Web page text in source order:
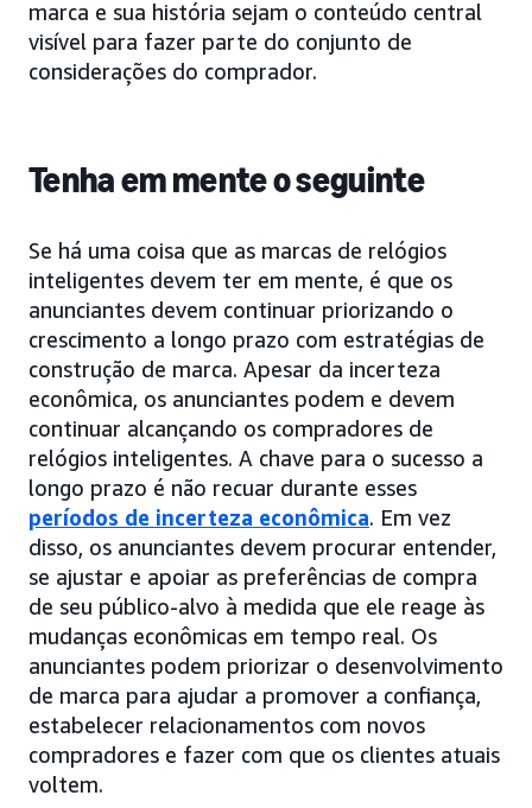
marca e sua história sejam o conteúdo central
visível para fazer parte do conjunto de
considerações do comprador.
Tenha em mente o seguinte
Se há uma coisa que as marcas de relógios
inteligentes devem ter em mente, é que os
anunciantes devem continuar priorizando o
crescimento a longo prazo com estratégias de
construção de marca. Apesar da incerteza
econômica, os anunciantes podem e devem
continuar alcançando os compradores de
relógios inteligentes. A chave para o sucesso a
longo prazo é não recuar durante esses
períodos de incerteza econômica. Em vez
disso, os anunciantes devem procurar entender,
se ajustar e apoiar as preferências de compra
de seu público-alvo à medida que ele reage às
mudanças econômicas em tempo real. Os
anunciantes podem priorizar o desenvolvimento
de marca para ajudar a promover a confiança,
estabelecer relacionamentos com novos
compradores e fazer com que os clientes atuais
voltem.